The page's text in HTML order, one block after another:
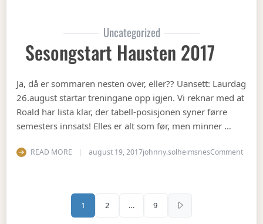
Uncategorized
Sesongstart Hausten 2017
Ja, då er sommaren nesten over, eller?? Uansett: Laurdag
26.august startar treningane opp igjen. Vi reknar med at
Roald har lista klar, der tabell-posisjonen syner førre
semesters innsats! Elles er alt som før, men minner …
READ MORE august 19, 2017johnny.solheimsnesCommenton
Sidepaginering
1 2 … 9